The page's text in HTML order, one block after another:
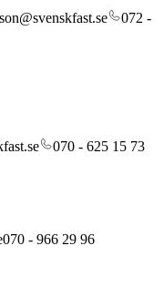
072 -
070 - 625 15 73
070 - 966 29 96